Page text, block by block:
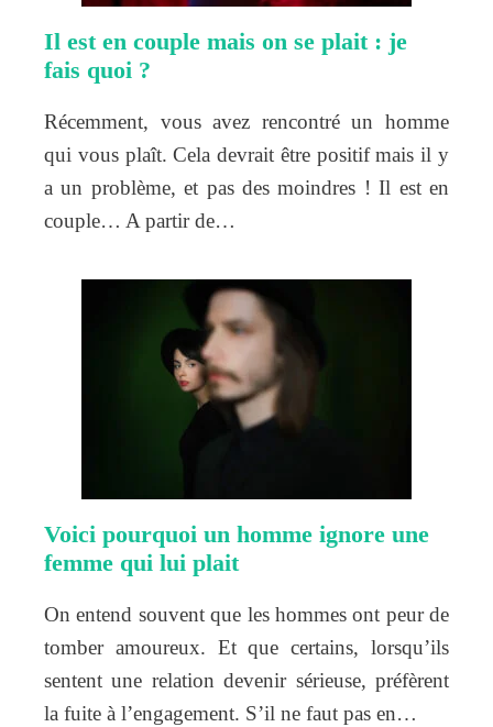
Il est en couple mais on se plait : je
fais quoi ?
Récemment, vous avez rencontré un homme
qui vous plaît. Cela devrait être positif mais il y
a un problème, et pas des moindres ! Il est en
couple… A partir de…
Voici pourquoi un homme ignore une
femme qui lui plait
On entend souvent que les hommes ont peur de
tomber amoureux. Et que certains, lorsqu’ils
sentent une relation devenir sérieuse, préfèrent
la fuite à l’engagement. S’il ne faut pas en…